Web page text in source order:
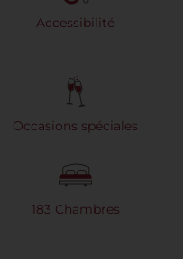
Accessibilité
Occasions spéciales
183 Chambres